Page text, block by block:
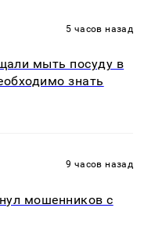
5 часов назад
мыть посуду в
знать
9 часов назад
мошенников с